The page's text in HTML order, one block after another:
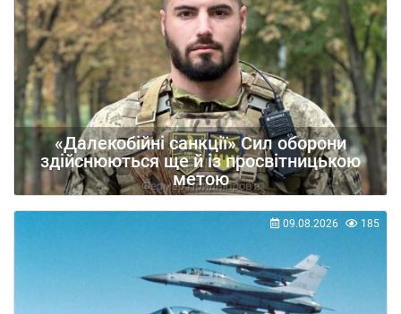
«Далекобійні санкції» Сил оборони
здійснюються ще й із просвітницькою
метою
09.08.2026 185